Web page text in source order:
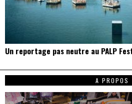
Un reportage pas neutre au PALP
A PROPOS